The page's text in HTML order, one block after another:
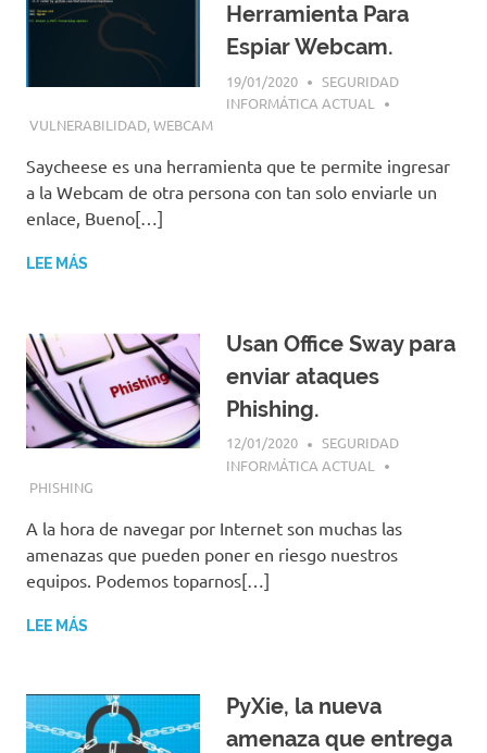
Herramienta Para
Espiar Webcam.
19/01/2020
SEGURIDAD
INFORMÁTICA ACTUAL
VULNERABILIDAD,WEBCAM
Saycheese es una herramienta que te permite ingresar
a la Webcam de otra persona con tan solo enviarle un
enlace, Bueno[…]
LEE MÁS
Usan Office Sway para
enviar ataques
Phishing.
12/01/2020
SEGURIDAD
INFORMÁTICA ACTUAL
PHISHING
A la hora de navegar por Internet son muchas las
amenazas que pueden poner en riesgo nuestros
equipos. Podemos toparnos[…]
LEE MÁS
PyXie, la nueva
amenaza que entrega